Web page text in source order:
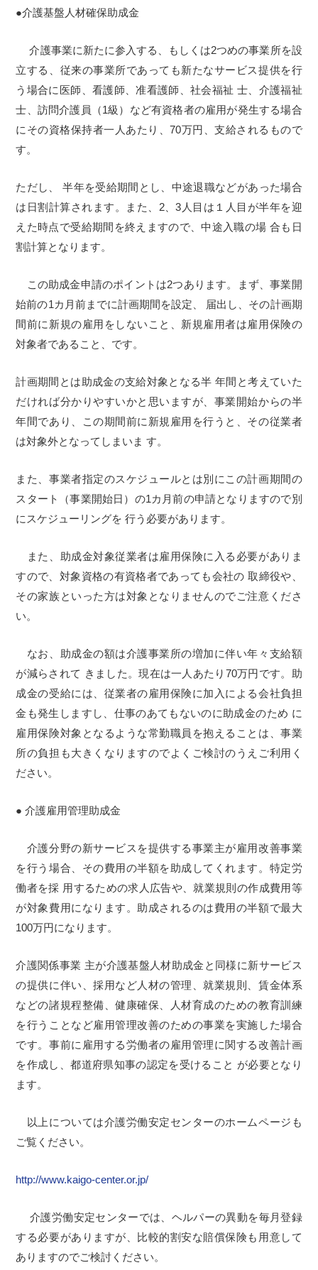
●介護基盤人材確保助成金
介護事業に新たに参入する、もしくは2つめの事業所を設
立する、従来の事業所であっても新たなサービス提供を行
う場合に医師、看護師、准看護師、社会福祉 士、介護福祉
士、訪問介護員（1級）など有資格者の雇用が発生する場合
にその資格保持者一人あたり、70万円、支給されるもので
す。
ただし、 半年を受給期間とし、中途退職などがあった場合
は日割計算されます。また、2、3人目は１人目が半年を迎
えた時点で受給期間を終えますので、中途入職の場 合も日
割計算となります。
この助成金申請のポイントは2つあります。まず、事業開
始前の1カ月前までに計画期間を設定、 届出し、その計画期
間前に新規の雇用をしないこと、新規雇用者は雇用保険の
対象者であること、です。
計画期間とは助成金の支給対象となる半 年間と考えていた
だければ分かりやすいかと思いますが、事業開始からの半
年間であり、この期間前に新規雇用を行うと、その従業者
は対象外となってしまいま す。
また、事業者指定のスケジュールとは別にこの計画期間の
スタート（事業開始日）の1カ月前の申請となりますので別
にスケジューリングを 行う必要があります。
また、助成金対象従業者は雇用保険に入る必要がありま
すので、対象資格の有資格者であっても会社の 取締役や、
その家族といった方は対象となりませんのでご注意くださ
い。
なお、助成金の額は介護事業所の増加に伴い年々支給額
が減らされて きました。現在は一人あたり70万円です。助
成金の受給には、従業者の雇用保険に加入による会社負担
金も発生しますし、仕事のあてもないのに助成金のため に
雇用保険対象となるような常勤職員を抱えることは、事業
所の負担も大きくなりますのでよくご検討のうえご利用く
ださい。
● 介護雇用管理助成金
介護分野の新サービスを提供する事業主が雇用改善事業
を行う場合、その費用の半額を助成してくれます。特定労
働者を採 用するための求人広告や、就業規則の作成費用等
が対象費用になります。助成されるのは費用の半額で最大
100万円になります。
介護関係事業 主が介護基盤人材助成金と同様に新サービス
の提供に伴い、採用など人材の管理、就業規則、賃金体系
などの諸規程整備、健康確保、人材育成のための教育訓練
を行うことなど雇用管理改善のための事業を実施した場合
です。事前に雇用する労働者の雇用管理に関する改善計画
を作成し、都道府県知事の認定を受けること が必要となり
ます。
以上については介護労働安定センターのホームページも
ご覧ください。
http://www.kaigo-center.or.jp/
介護労働安定センターでは、ヘルパーの異動を毎月登録
する必要がありますが、比較的割安な賠償保険も用意して
ありますのでご検討ください。